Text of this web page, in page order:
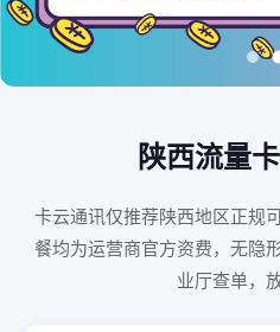
陕西流量
卡云通讯仅推荐陕西地区正规
餐均为运营商官方资费，无隐
业厅查单，